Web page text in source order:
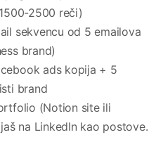
2500 reči)
sekvencu od 5 emailova
brand)
ads kopija + 5
brand
(Notion site ili
na LinkedIn kao postove.